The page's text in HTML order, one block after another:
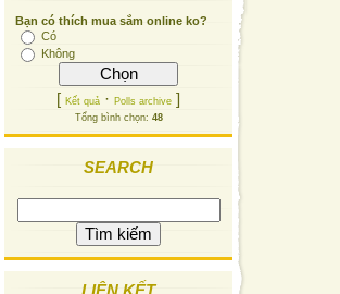
Bạn có thích mua sắm online ko?
Có
Không
[ Kết quả · Polls archive ]
Tổng bình chọn: 48
SEARCH